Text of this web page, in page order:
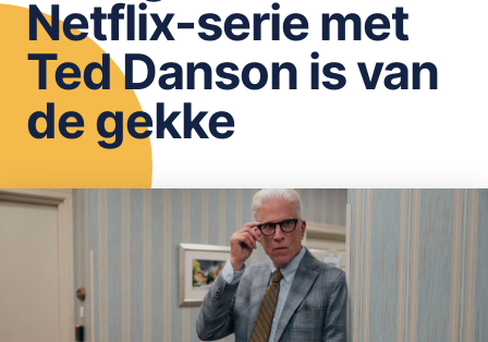
OPSLAAN
Netflix-serie met
Ted Danson is van
de gekke